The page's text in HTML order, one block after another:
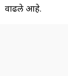
वाढले आहे.